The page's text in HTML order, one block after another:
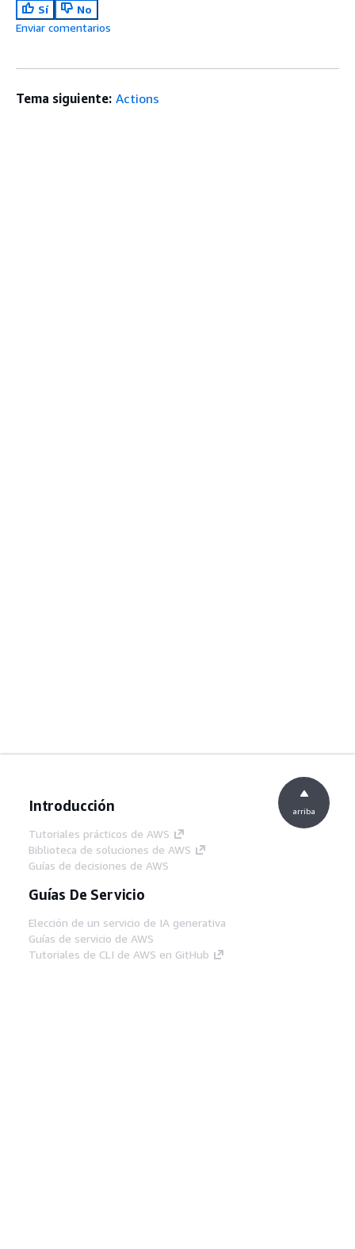
Sí
No
Enviar comentarios
Tema siguiente: Actions
Introducción
Tutoriales prácticos de AWS
Biblioteca de soluciones de AWS
Guías de decisiones de AWS
Guías De Servicio
Elección de un servicio de IA generativa
Guías de servicio de AWS
Tutoriales de CLI de AWS en GitHub
arriba